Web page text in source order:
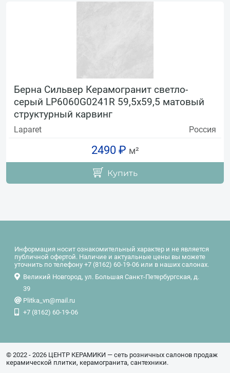
Берна Сильвер Керамогранит светло-
серый LP6060G0241R 59,5х59,5 матовый
структурный карвинг
Laparet Россия
2490 ₽ м²
Купить
Информация носит ознакомительный характер и не является
публичной офертой. Наличие и актуальные цены вы можете
уточнить по телефону +7 (8162) 60-19-06 или в наших салонах.
Великий Новгород, ул. Большая Санкт-Петербургская, д.
39
Plitka_vn@mail.ru
+7 (8162) 60-19-06
© 2022 - 2026 ЦЕНТР КЕРАМИКИ — сеть розничных салонов продаж
керамической плитки, керамогранита, сантехники.